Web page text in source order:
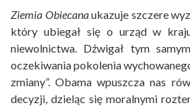
Ziemia Obiecanaukazuje szczere
który ubiegał się o urząd w
niewolnictwa. Dźwigał tym
oczekiwania pokolenia
zmiany”. Obama wpuszcza nas
decyzji, dzieląc się moralnymi